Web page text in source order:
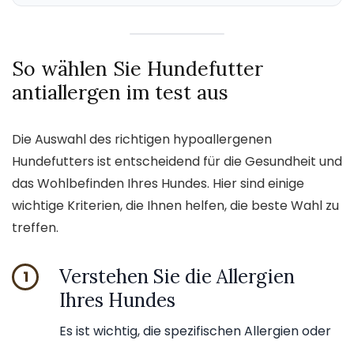
So wählen Sie Hundefutter
antiallergen im test aus
Die Auswahl des richtigen hypoallergenen
Hundefutters ist entscheidend für die Gesundheit und
das Wohlbefinden Ihres Hundes. Hier sind einige
wichtige Kriterien, die Ihnen helfen, die beste Wahl zu
treffen.
1
Verstehen Sie die Allergien
Ihres Hundes
Es ist wichtig, die spezifischen Allergien oder